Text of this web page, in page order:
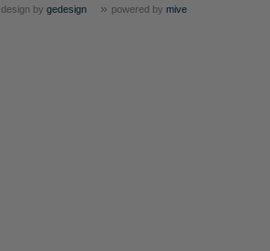
design by gedesign » powered by mive